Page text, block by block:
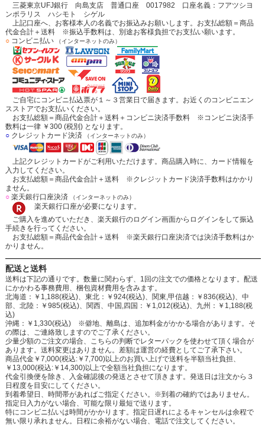
三菱東京UFJ銀行 向島支店 普通口座 0017982 口座名義：フアツシヨ
ンポラリス ハシモト シゲル
上記口座へ、お客様本人の名義でお振込みお願いします。お支払総額＝商品
代金合計＋送料 ※振込手数料は、別途お客様負担でお支払い願います。
○コンビニ払い （インターネットのみ）
ご自宅にコンビニ払込票が１～３営業日で届きます。お近くのコンビニエン
スストアでお支払いください。
お支払総額＝商品代金合計＋送料＋コンビニ決済手数料 ※コンビニ決済手
数料は一律 ￥300 (税別) となります。
○クレジットカード決済 （インターネットのみ）
上記クレジットカードがご利用いただけます。商品購入時に、カード情報を
入力してください。
お支払総額＝商品代金合計＋送料 ※クレジットカード決済手数料はかかり
ません。
○楽天銀行口座決済 （インターネットのみ）
楽天銀行口座が必要になります。
ご購入を進めていただき、楽天銀行のログイン画面からログインをして振込
手続きを行ってください。
お支払総額＝商品代金合計＋送料 ※楽天銀行口座決済では決済手数料はか
かりません。
配送と送料
送料は下記の通りです。数量に関わらず、1回の注文での価格となります。配送
にかかわる事務費用、梱包資材費用を含みます。
北海道：￥1,188(税込)、東北：￥924(税込)、関東,甲信越：￥836(税込)、中
部、北陸：￥985(税込)、関西、中国,四国：￥1,012(税込)、九州：￥1,188(税
込)
沖縄：￥1,330(税込) ※僻地、離島は、追加料金がかかる場合があります。そ
の際は、ご連絡致しますのでご了承ください。
少量少額のご注文の場合、こちらの判断でレターパックを使わせて頂く場合が
あります。送料変更はありません。差額は運営の経費としてご了承下さい。
商品代金￥7,000(税込:￥7,700)以上のお買い上げで送料を半額当社負担、
￥13,000(税込:￥14,300)以上で全額当社負担になります。
代金引換便を除き、入金確認後の発送とさせて頂きます。発送日は注文から３
日程度を目安にしてください。
到着希望日、時間帯があればご指定ください。※到着の確約ではありません。
指定日入力がない場合、可能な限り最短で送ります。
特にコンビニ払いは時間がかかります。指定日遅れによるキャンセルは余程で
無い限り承れません。日程に余裕がない場合、電話で注文してください。